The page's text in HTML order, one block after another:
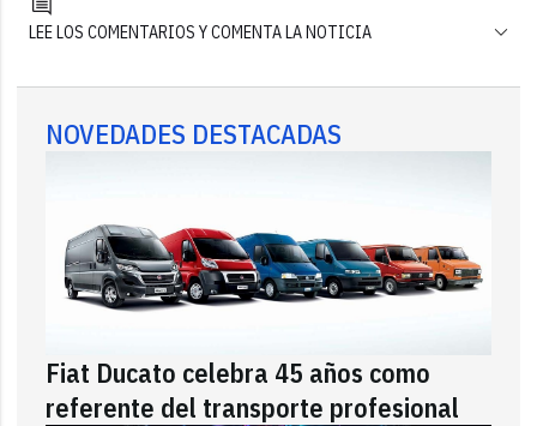
LEE LOS COMENTARIOS Y COMENTA LA NOTICIA
NOVEDADES DESTACADAS
Fiat Ducato celebra 45 años como
referente del transporte profesional